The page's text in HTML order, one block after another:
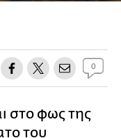
0
στο φως της
του